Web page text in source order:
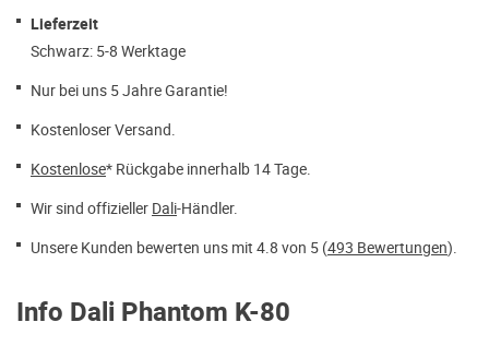
Lieferzeit
Schwarz: 5-8 Werktage
Nur bei uns 5 Jahre Garantie!
Kostenloser Versand.
Kostenlose* Rückgabe innerhalb 14 Tage.
Wir sind offizieller Dali-Händler.
Unsere Kunden bewerten uns mit 4.8 von 5 (493 Bewertungen).
Info Dali Phantom K-80